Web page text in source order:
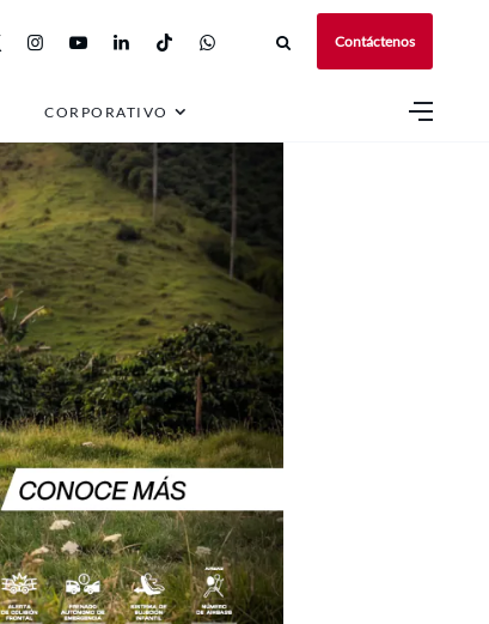
Contáctenos
CORPORATIVO